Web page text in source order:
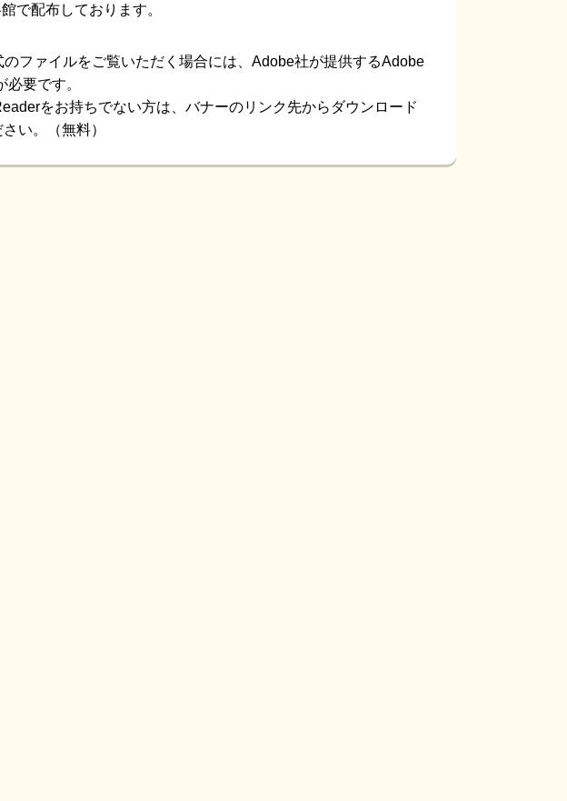
配布しております。
のファイルをご覧いただく場合には、Adobe社が提供するAdobe
必要です。
をお持ちでない方は、バナーのリンク先からダウンロード
い。（無料）